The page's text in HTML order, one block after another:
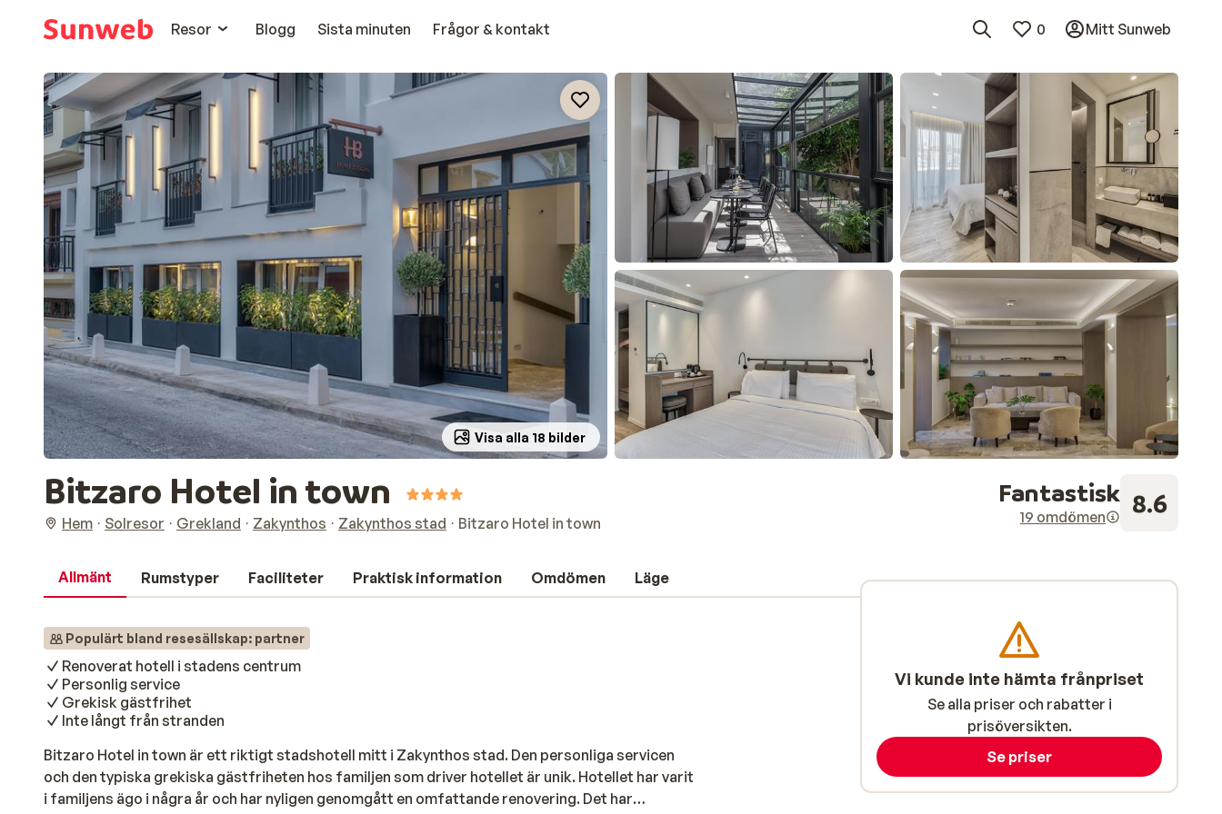
Resor
Blogg Sista minuten Frågor & kontakt 0 Mitt Sunweb
Visa alla 18 bilder
Bitzaro Hotel in town
Hem Solresor Grekland Zakynthos Zakynthos stad Bitzaro Hotel in town
Fantastisk
19 omdömen 8.6
Allmänt Rumstyper Faciliteter Praktisk information Omdömen Läge
Populärt bland resesällskap: partner
Renoverat hotell i stadens centrum
Personlig service
Grekisk gästfrihet
Inte långt från stranden
Bitzaro Hotel in town är ett riktigt stadshotell mitt i Zakynthos stad. Den personliga servicen
och den typiska grekiska gästfriheten hos familjen som driver hotellet är unik. Hotellet har varit
i familjens ägo i några år och har nyligen genomgått en omfattande renovering. Det har
Vi kunde inte hämta frånpriset
Se alla priser och rabatter i
prisöversikten.
Se priser